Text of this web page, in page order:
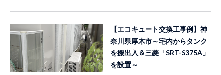
【エコキュート交換工事例】神
奈川県厚木市～宅内からタンク
を搬出入＆三菱「SRT-S375A」
を設置～